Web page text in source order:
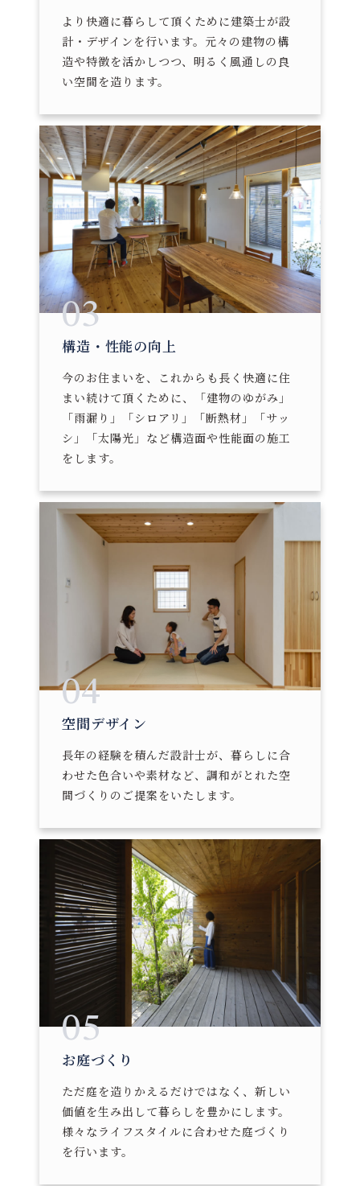
より快適に暮らして頂くために建築士が設
計・デザインを行います。元々の建物の構
造や特徴を活かしつつ、明るく風通しの良
い空間を造ります。
03
構造・性能の向上
今のお住まいを、これからも長く快適に住
まい続けて頂くために、「建物のゆがみ」
「雨漏り」「シロアリ」「断熱材」「サッ
シ」「太陽光」など構造面や性能面の施工
をします。
04
空間デザイン
長年の経験を積んだ設計士が、暮らしに合
わせた色合いや素材など、調和がとれた空
間づくりのご提案をいたします。
05
お庭づくり
ただ庭を造りかえるだけではなく、新しい
価値を生み出して暮らしを豊かにします。
様々なライフスタイルに合わせた庭づくり
を行います。